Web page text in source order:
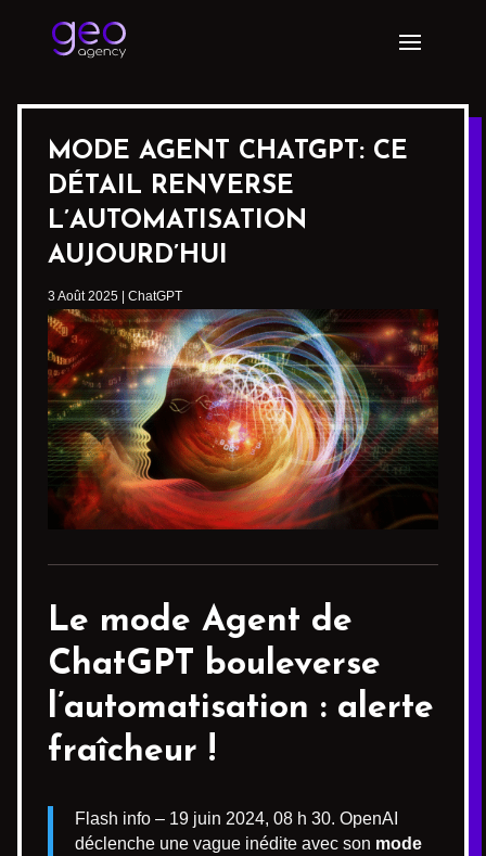
MODE AGENT CHATGPT: CE
DÉTAIL RENVERSE
L’AUTOMATISATION
AUJOURD’HUI
3 Août 2025 ChatGPT
Le mode Agent de
ChatGPT bouleverse
l’automatisation : alerte
fraîcheur !
Flash info – 19 juin 2024, 08 h 30. OpenAI
déclenche une vague inédite avec son mode